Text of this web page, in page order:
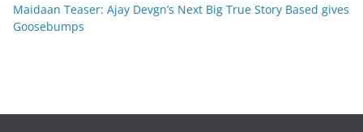
Maidaan Teaser: Ajay Devgn’s Next Big True Story Based gives
Goosebumps